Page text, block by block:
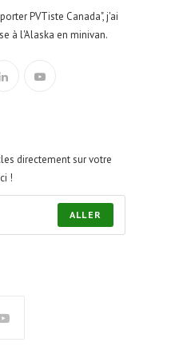
PVTiste Canada", j'ai
à l'Alaska en minivan.
directement sur votre
!
ALLER